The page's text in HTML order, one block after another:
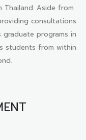
Aside from
consultations
programs in
students from within